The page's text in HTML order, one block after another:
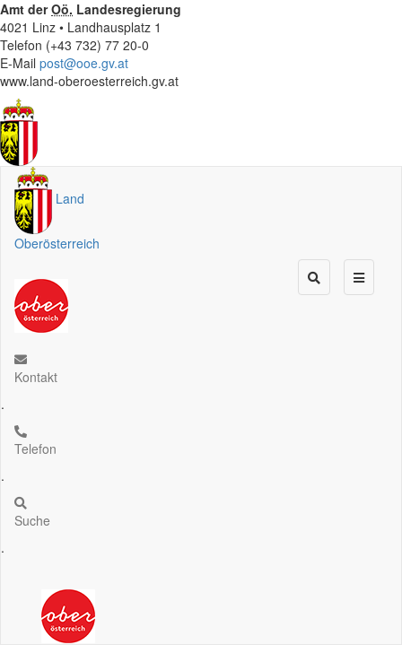
Amt derOö. Landesregierung
4021 Linz • Landhausplatz 1
Telefon (+43 732) 77 20-0
E-Mail post@ooe.gv.at
www.land-oberoesterreich.gv.at
Land
Oberösterreich
Kontakt
.
Telefon
.
Suche
.